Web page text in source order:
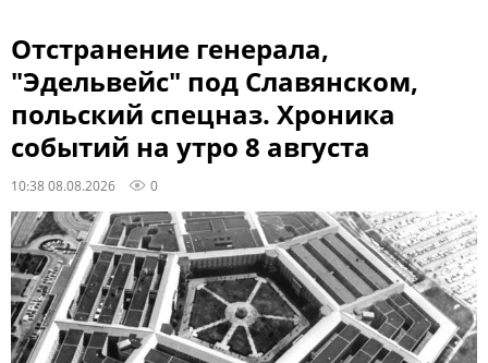
Отстранение генерала,
"Эдельвейс" под Славянском,
польский спецназ. Хроника
событий на утро 8 августа
10:38 08.08.2026 0